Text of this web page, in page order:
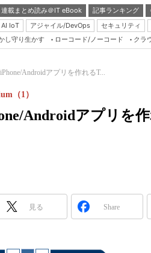
連載まとめ読み＠IT eBook 記事ランキング
AI IoT アジャイル/DevOps セキュリティ
し守り生かす ローコード/ノーコード クラ
Androidアプリを作れるT...
Androidアプリを
（1）
見る Share